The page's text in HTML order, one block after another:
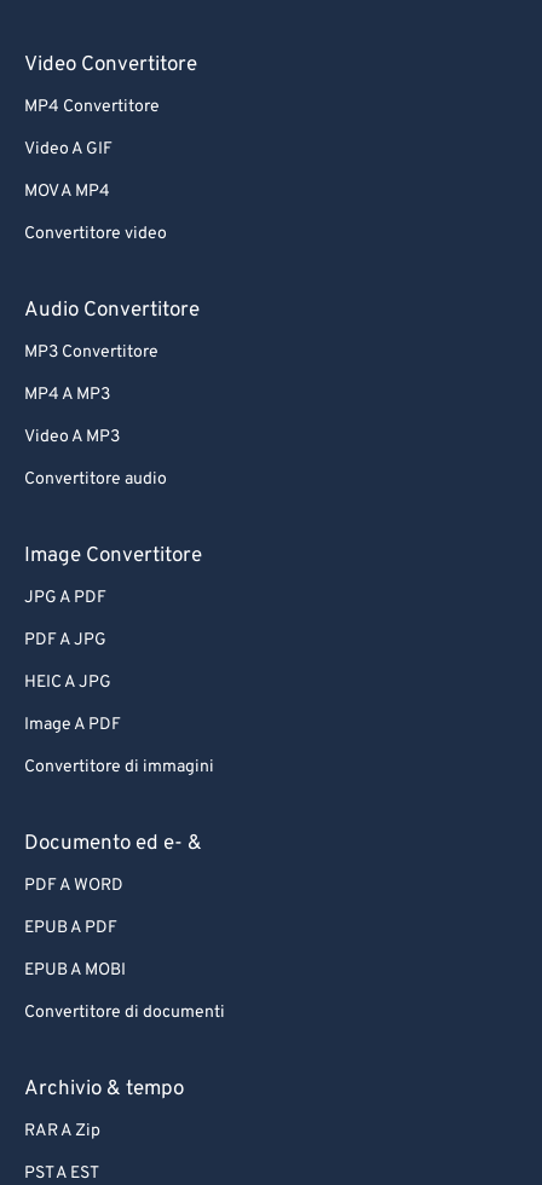
Video Convertitore
MP4 Convertitore
Video A GIF
MOV A MP4
Convertitore video
Audio Convertitore
MP3 Convertitore
MP4 A MP3
Video A MP3
Convertitore audio
Image Convertitore
JPG A PDF
PDF A JPG
HEIC A JPG
Image A PDF
Convertitore di immagini
Documento ed e- &
PDF A WORD
EPUB A PDF
EPUB A MOBI
Convertitore di documenti
Archivio & tempo
RAR A Zip
PST A EST